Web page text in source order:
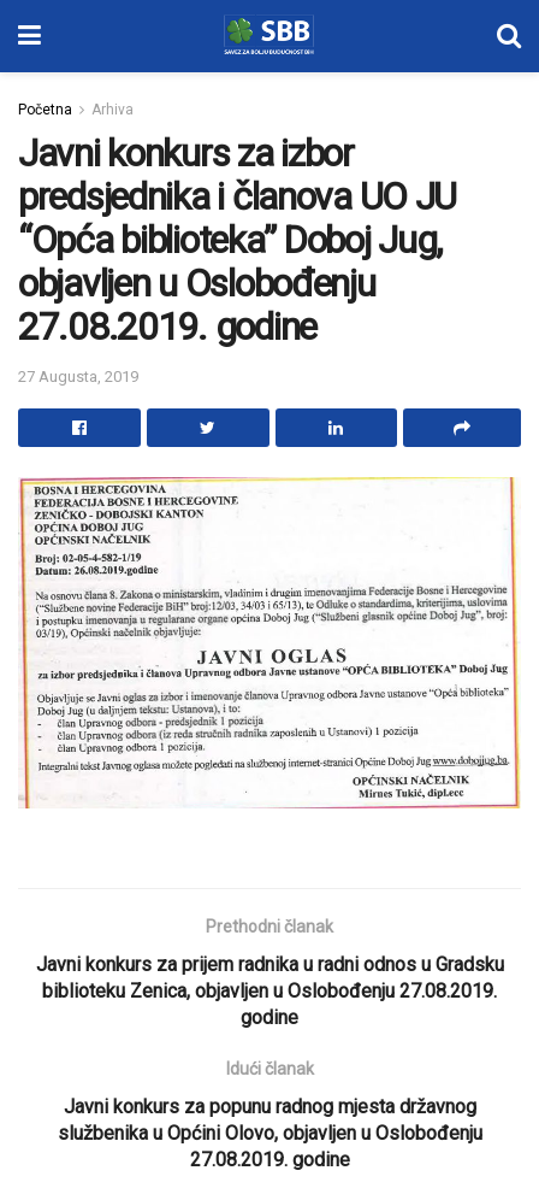
Početna Arhiva
Javni konkurs za izbor
predsjednika i članova UO JU
“Opća biblioteka” Doboj Jug,
objavljen u Oslobođenju
27.08.2019. godine
27 Augusta, 2019
Prethodni članak
Javni konkurs za prijem radnika u radni odnos u Gradsku
biblioteku Zenica, objavljen u Oslobođenju 27.08.2019.
godine
Idući članak
Javni konkurs za popunu radnog mjesta državnog
službenika u Općini Olovo, objavljen u Oslobođenju
27.08.2019. godine